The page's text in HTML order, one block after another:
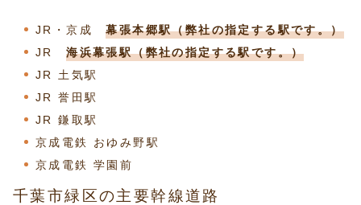
JR・京成幕張本郷駅（弊社の指定する駅です。）
JR海浜幕張駅（弊社の指定する駅です。）
JR 土気駅
JR 誉田駅
JR 鎌取駅
京成電鉄 おゆみ野駅
京成電鉄 学園前
千葉市緑区の主要幹線道路